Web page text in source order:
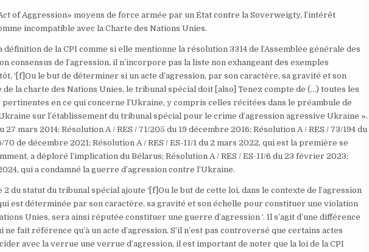
of Aggression» moyens de force armée par un État contre la Soverweigty, l’intérêt
incompatible avec la Charte des Nations Unies.
de la CPI comme si elle mentionne la résolution 3314 de l’Assemblée générale des
consensus de l’agression, il n’incorpore pas la liste non exhangeant des exemples
‘[f]Ou le but de déterminer si un acte d’agression, par son caractère, sa gravité et son
la charte des Nations Unies, le tribunal spécial doit [also] Tenez compte de (…) toutes les
en ce qui concerne l’Ukraine, y compris celles récitées dans le préambule de
sur l’établissement du tribunal spécial pour le crime d’agression agressive Ukraine ».
mars 2014; Résolution A / RES / 71/205 du 19 décembre 2016; Résolution A / RES / 73/194 du
70 de décembre 2021; Résolution A / RES / ES-11/1 du 2 mars 2022, qui est la première se
a déploré l’implication du Bélarus; Résolution A / RES / ES-11/6 du 23 février 2023;
qui a condamné la guerre d’agression contre l’Ukraine.
du statut du tribunal spécial ajoute ‘[f]Ou le but de cette loi, dans le contexte de l’agression
est déterminée par son caractère, sa gravité et son échelle pour constituer une violation
Unies, sera ainsi réputée constituer une guerre d’agression ‘. Il s’agit d’une différence
fait référence qu’à un acte d’agression. S’il n’est pas controversé que certains actes
avec la verrue une verrue d’agression, il est important de noter que la loi de la CPI